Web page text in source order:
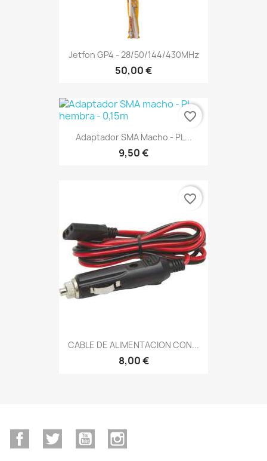
Jetfon GP4 - 28/50/144/430MHz
50,00 €
Adaptador SMA Macho - PL...
9,50 €
favorite_border
CABLE DE ALIMENTACION CON...
8,00 €
favorite_border
FacebookTwitter YouTube